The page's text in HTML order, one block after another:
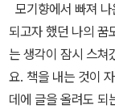
모기향에서 빠져
되고자 했던 나의 꿈
는 생각이 잠시 스쳐
요. 책을 내는 것이
데에 글을 올려도 되